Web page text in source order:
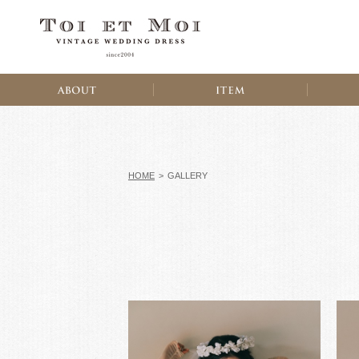
HOME > GALLERY